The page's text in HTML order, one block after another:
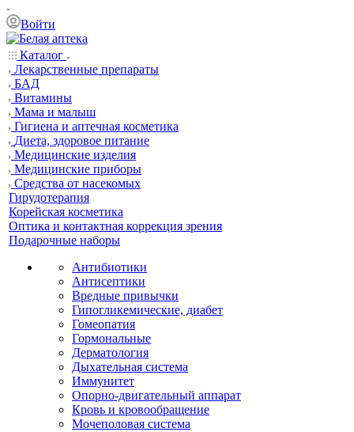
Войти
Каталог
Лекарственные препараты
БАД
Витамины
Мама и малыш
Гигиена и аптечная косметика
Диета, здоровое питание
Медицинские изделия
Медицинские приборы
Средства от насекомых
Гирудотерапия
Корейская косметика
Оптика и контактная коррекция зрения
Подарочные наборы
Антибиотики
Антисептики
Вредные привычки
Гипогликемические, диабет
Гомеопатия
Гормональные
Дерматология
Дыхательная система
Иммунитет
Опорно-двигательный аппарат
Кровь и кровообращение
Мочеполовая система